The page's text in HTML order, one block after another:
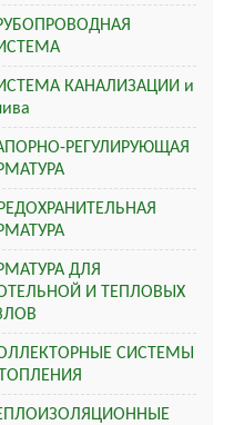
КАНАЛИЗАЦИИ и
РЕГУЛИРУЮЩАЯ
ДЛЯ
И ТЕПЛОВЫХ
СИСТЕМЫ